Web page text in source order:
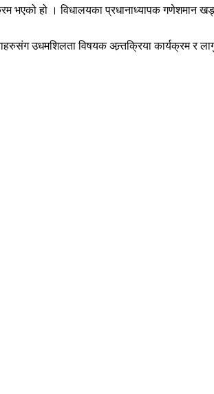
भएको हो । विधालयका प्रधानाध्यापक गणेशमान
उधमशिलता विषयक अन्र्तक्रिया कार्यक्रम र